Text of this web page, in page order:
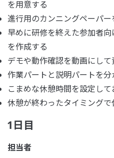
を用意する
進行用のカンニングペーパー
早めに研修を終えた参加者
を作成する
デモや動作確認を動画にし
作業パートと説明パートを分
こまめな休憩時間を設定し
休憩が終わったタイミング
1日目
担当者